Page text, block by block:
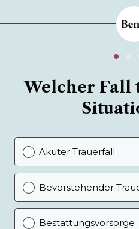
Welcher
Akuter Trauerfall
Bevorstehender
Bestattungsvorsorge